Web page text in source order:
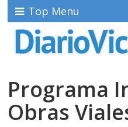
Top Menu
Programa
Obras